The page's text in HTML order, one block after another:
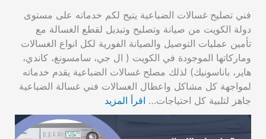
فني تصليح غسالات الضباعية يتيح لكم خدماته على مستوى
دولة الكويت من صيانة وتصليح وتبديل لقطع الغسالة مع
تأمين عمليات التوصيل والصيانة الفورية لكل انواع الغسالات
وماركاتها الموجودة في الكويت ( ال جي، سامسونغ، كاندي،
هاير، باناسونيك) لذلك مصلح غسالات الضباعية يقدم خدماته
لمواجهة كل مشاكل واعطال الغسالات فني غسالة الضباعية
جاهز لتلبية كل احتياجات… اقرأ المزيد